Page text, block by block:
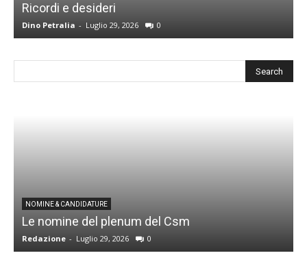
Ricordi e desideri
Dino Petralia - Luglio 29, 2026 0
NOMINE & CANDIDATURE
Le nomine del plenum del Csm
Redazione - Luglio 29, 2026 0